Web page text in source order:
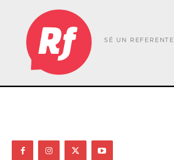
SÉ UN REFERENTE